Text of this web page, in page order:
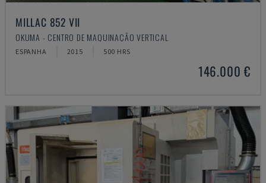
MILLAC 852 VII
OKUMA - CENTRO DE MAQUINAÇÃO VERTICAL
ESPANHA 2015 500 HRS
146.000 €